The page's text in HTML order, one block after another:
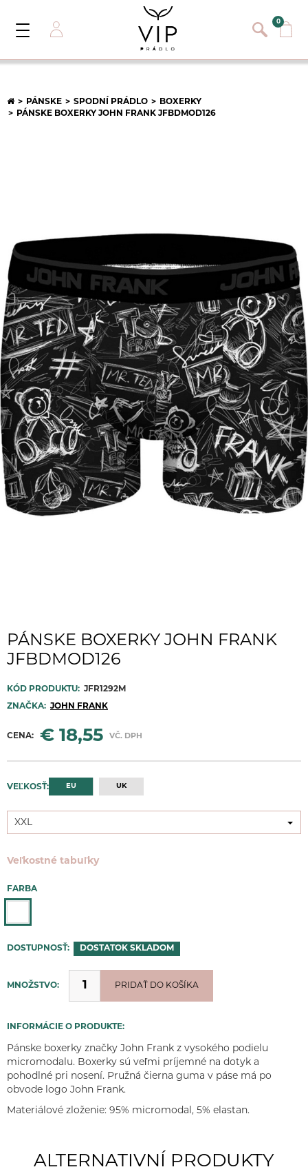
Prihlásiť sa
0
Toggle
PÁNSKE SPODNÍ PRÁDLO
BOXERKY
PÁNSKE BOXERKY JOHN FRANK JFBDMOD126
PÁNSKE BOXERKY JOHN FRANK
JFBDMOD126
KÓD PRODUKTU: JFR1292M
ZNAČKA: JOHN FRANK
CENA: € 18,55 VČ. DPH
VEĽKOSŤ: EU UK
XXL
XXL
Veľkostné tabuľky
FARBA
DOSTUPNOSŤ: DOSTATOK SKLADOM
MNOŽSTVO:
PRIDANÉ PRIDAŤ DO KOŠÍKA
INFORMÁCIE O PRODUKTE:
Pánske boxerky značky John Frank z vysokého podielu
micromodalu. Boxerky sú veľmi príjemné na dotyk a
pohodlné pri nosení. Pružná čierna guma v páse má po
obvode logo John Frank.
Materiálové zloženie: 95% micromodal, 5% elastan.
ALTERNATIVNÍ PRODUKTY